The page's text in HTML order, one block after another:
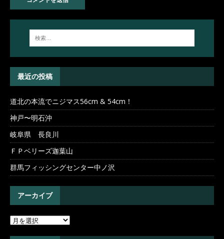
最近の投稿
道北の本流でニジマス56cm & 54cm！
神戸〜明石沖
岐阜県 長良川
ＦＰベリーズ迦葉山
群馬フィッシングセンター中ノ沢
アーカイブ